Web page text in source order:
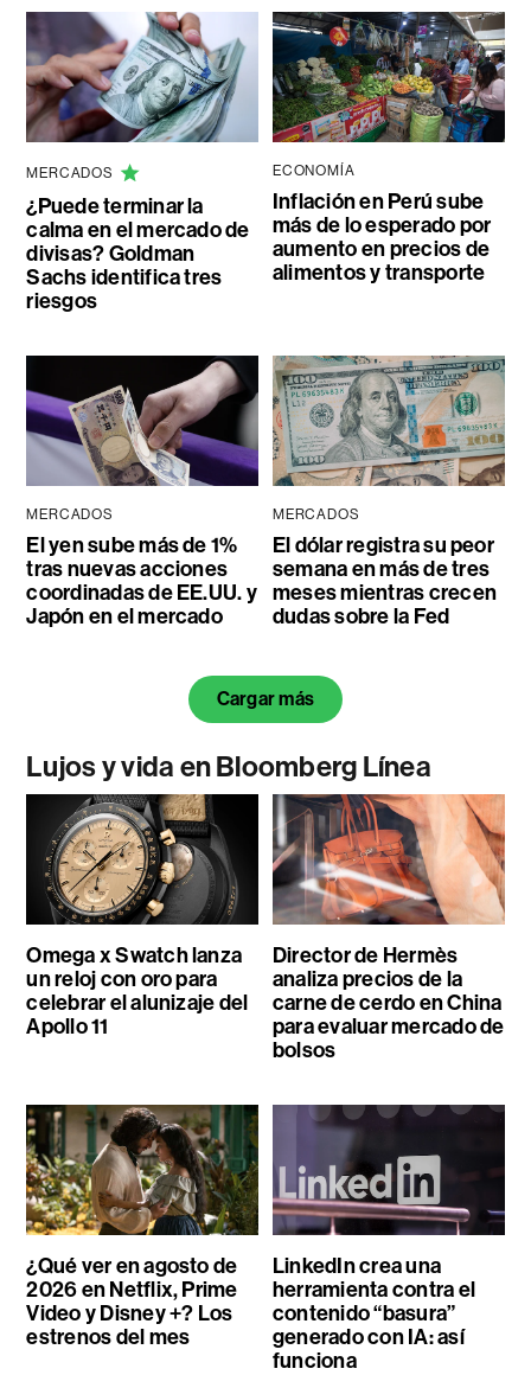
MERCADOS
¿Puede terminar la
calma en el mercado de
divisas? Goldman
Sachs identifica tres
riesgos
ECONOMÍA
Inflación en Perú sube
más de lo esperado por
aumento en precios de
alimentos y transporte
MERCADOS
El yen sube más de 1%
tras nuevas acciones
coordinadas de EE.UU. y
Japón en el mercado
MERCADOS
El dólar registra su peor
semana en más de tres
meses mientras crecen
dudas sobre la Fed
Cargar más
Lujos y vida en Bloomberg Línea
Omega x Swatch lanza
un reloj con oro para
celebrar el alunizaje del
Apollo 11
Director de Hermès
analiza precios de la
carne de cerdo en China
para evaluar mercado de
bolsos
¿Qué ver en agosto de
2026 en Netflix, Prime
Video y Disney +? Los
estrenos del mes
LinkedIn crea una
herramienta contra el
contenido “basura”
generado con IA: así
funciona